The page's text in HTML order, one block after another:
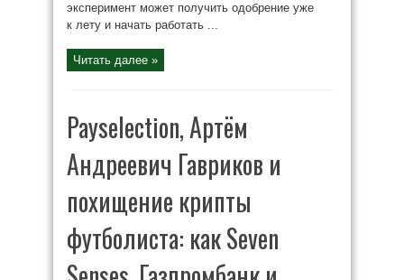
эксперимент может получить одобрение уже
к лету и начать работать ...
Читать далее »
Payselection, Артём
Андреевич Гавриков и
похищение крипты
футболиста: как Seven